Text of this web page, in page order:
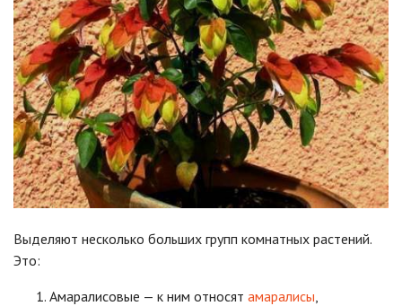
Выделяют несколько больших групп комнатных растений.
Это:
Амаралисовые — к ним относят амаралисы